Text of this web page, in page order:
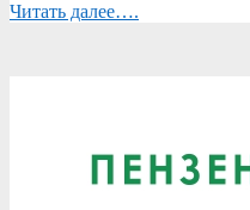
Читать далее….